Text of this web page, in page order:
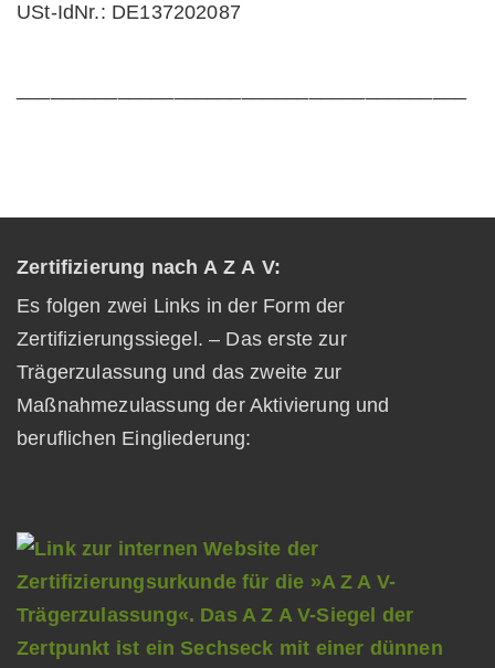
USt-IdNr.: DE137202087
Zertifizierung nach A Z A V:
Es folgen zwei Links in der Form der
Zertifizierungssiegel. – Das erste zur
Trägerzulassung und das zweite zur
Maßnahmezulassung der Aktivierung und
beruflichen Eingliederung: